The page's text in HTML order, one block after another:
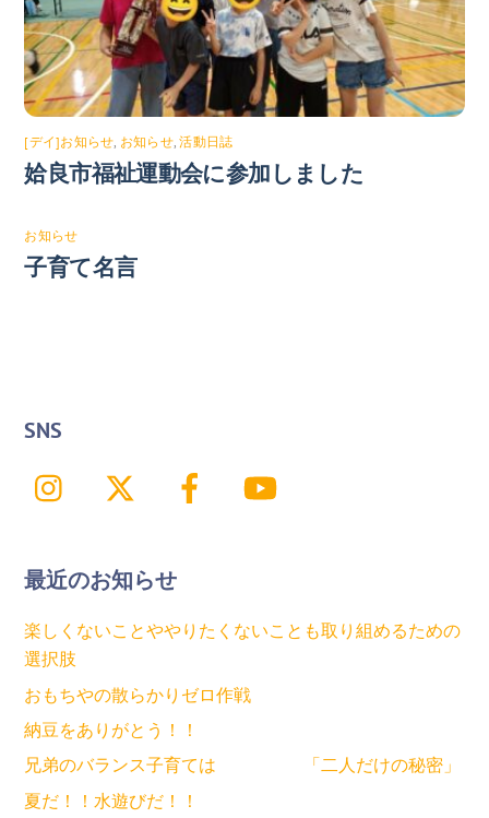
[デイ]お知らせ お知らせ,活動日誌
姶良市福祉運動会に参加しました
お知らせ
子育て名言
SNS
Instagram Facebook
最近のお知らせ
楽しくないことややりたくないことも取り組めるための
選択肢
おもちやの散らかりゼロ作戦
納豆をありがとう！！
兄弟のバランス子育ては 「二人だけの秘密」
夏だ！！水遊びだ！！